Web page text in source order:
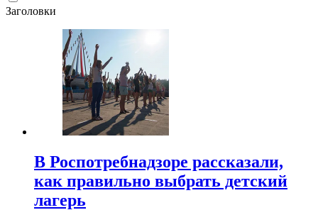
Заголовки
В Роспотребнадзоре рассказали,
как правильно выбрать детский
лагерь